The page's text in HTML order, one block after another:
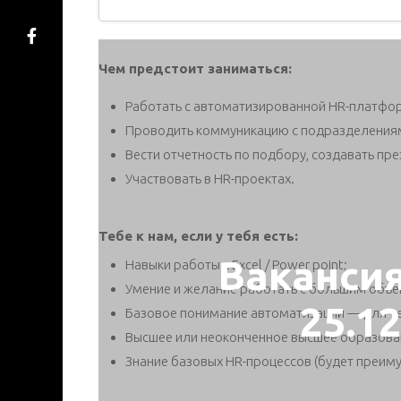
Чем предстоит заниматься:
Работать с автоматизированной HR-
Проводить коммуникацию с
Вести отчетность по подбору, создавать
Участвовать в HR-проектах.
Тебе к нам, если у тебя есть:
Навыки работы с Excel / Power point;
Умение и желание работать с большим
Базовое понимание автоматизации — для
Высшее или неоконченное высшее
Знание базовых HR-процессов (будет